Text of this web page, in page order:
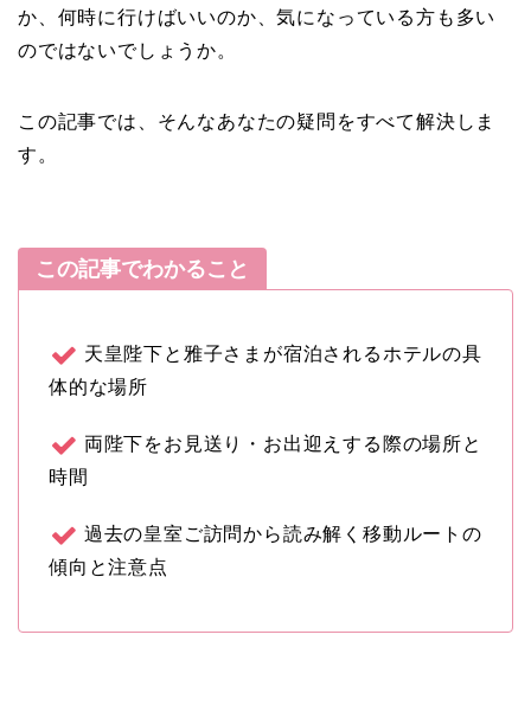
か、何時に行けばいいのか、気になっている方も多い
のではないでしょうか。
この記事では、そんなあなたの疑問をすべて解決しま
す。
この記事でわかること
天皇陛下と雅子さまが宿泊されるホテルの具
体的な場所
両陛下をお見送り・お出迎えする際の場所と
時間
過去の皇室ご訪問から読み解く移動ルートの
傾向と注意点